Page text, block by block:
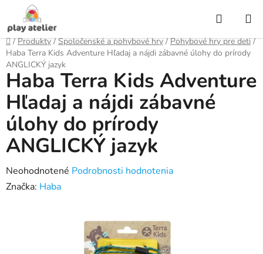
obsah
Hľadať
Domov
/ Produkty / Spoločenské a pohybové hry / Pohybové hry pre deti /
Haba Terra Kids Adventure Hľadaj a nájdi zábavné úlohy do prírody
ANGLICKÝ jazyk
Haba Terra Kids Adventure
Hľadaj a nájdi zábavné
úlohy do prírody
ANGLICKÝ jazyk
Priemerné
hodnotenie
Neohodnotené Podrobnosti hodnotenia
Značka: Haba